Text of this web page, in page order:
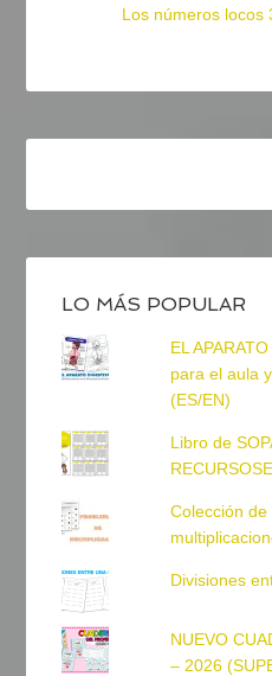
Los números locos
LO MÁS POPULAR
EL
para el aula
(ES/EN)
Libro de
Colección
Divisiones
NUEVO
– 2026